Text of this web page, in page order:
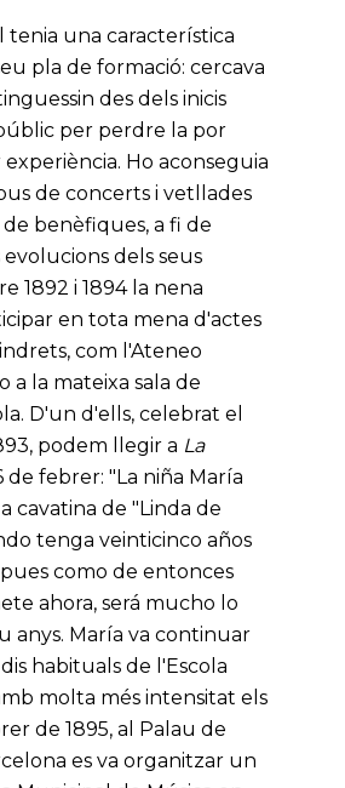
tenia una característica
pla de formació: cercava
des dels inicis
per perdre la por
Ho aconseguia
de concerts i vetllades
benèfiques, a fi de
dels seus
1892 i 1894 la nena
en tota mena d'actes
com l'Ateneo
a la mateixa sala de
D'un d'ells, celebrat el
podem llegir a La
febrer: "La niña María
cavatina de "Linda de
tenga veinticinco años
como de entonces
ahora, será mucho lo
anys. María va continuar
habituals de l'Escola
molta més intensitat els
de 1895, al Palau de
es va organitzar un